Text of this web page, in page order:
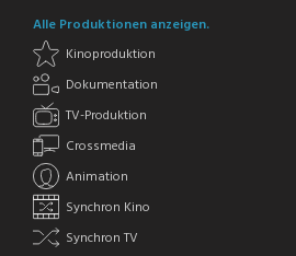
Alle Produktionen anzeigen.
Kinoproduktion
Dokumentation
TV-Produktion
Crossmedia
Animation
Synchron Kino
Synchron TV